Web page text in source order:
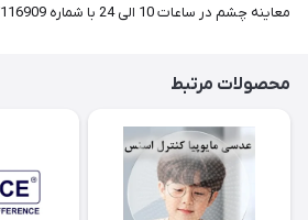
معاینه چشم در ساعات 10 الی 24 با شماره 02177116909 تماس حاصل فرمایید.
محصولات مرتبط